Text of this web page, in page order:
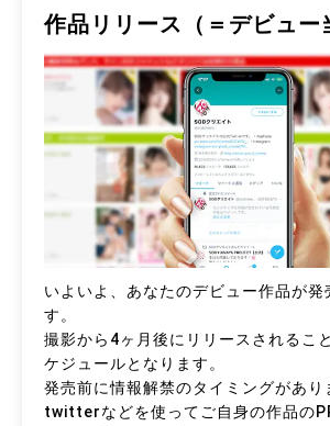
作品リリース（＝デビュー
いよいよ、あなたのデビュー作品が発
す。
撮影から4ヶ月後にリリースされるこ
ケジュールとなります。
発売前に情報解禁のタイミングがあり
twitterなどを使ってご自身の作品の